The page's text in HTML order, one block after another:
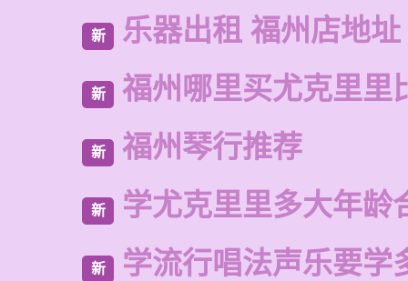
新 乐器出租 福州店地址
新 福州哪里买尤克里里
新 福州琴行推荐
新 学尤克里里多大年龄
新 学流行唱法声乐要学